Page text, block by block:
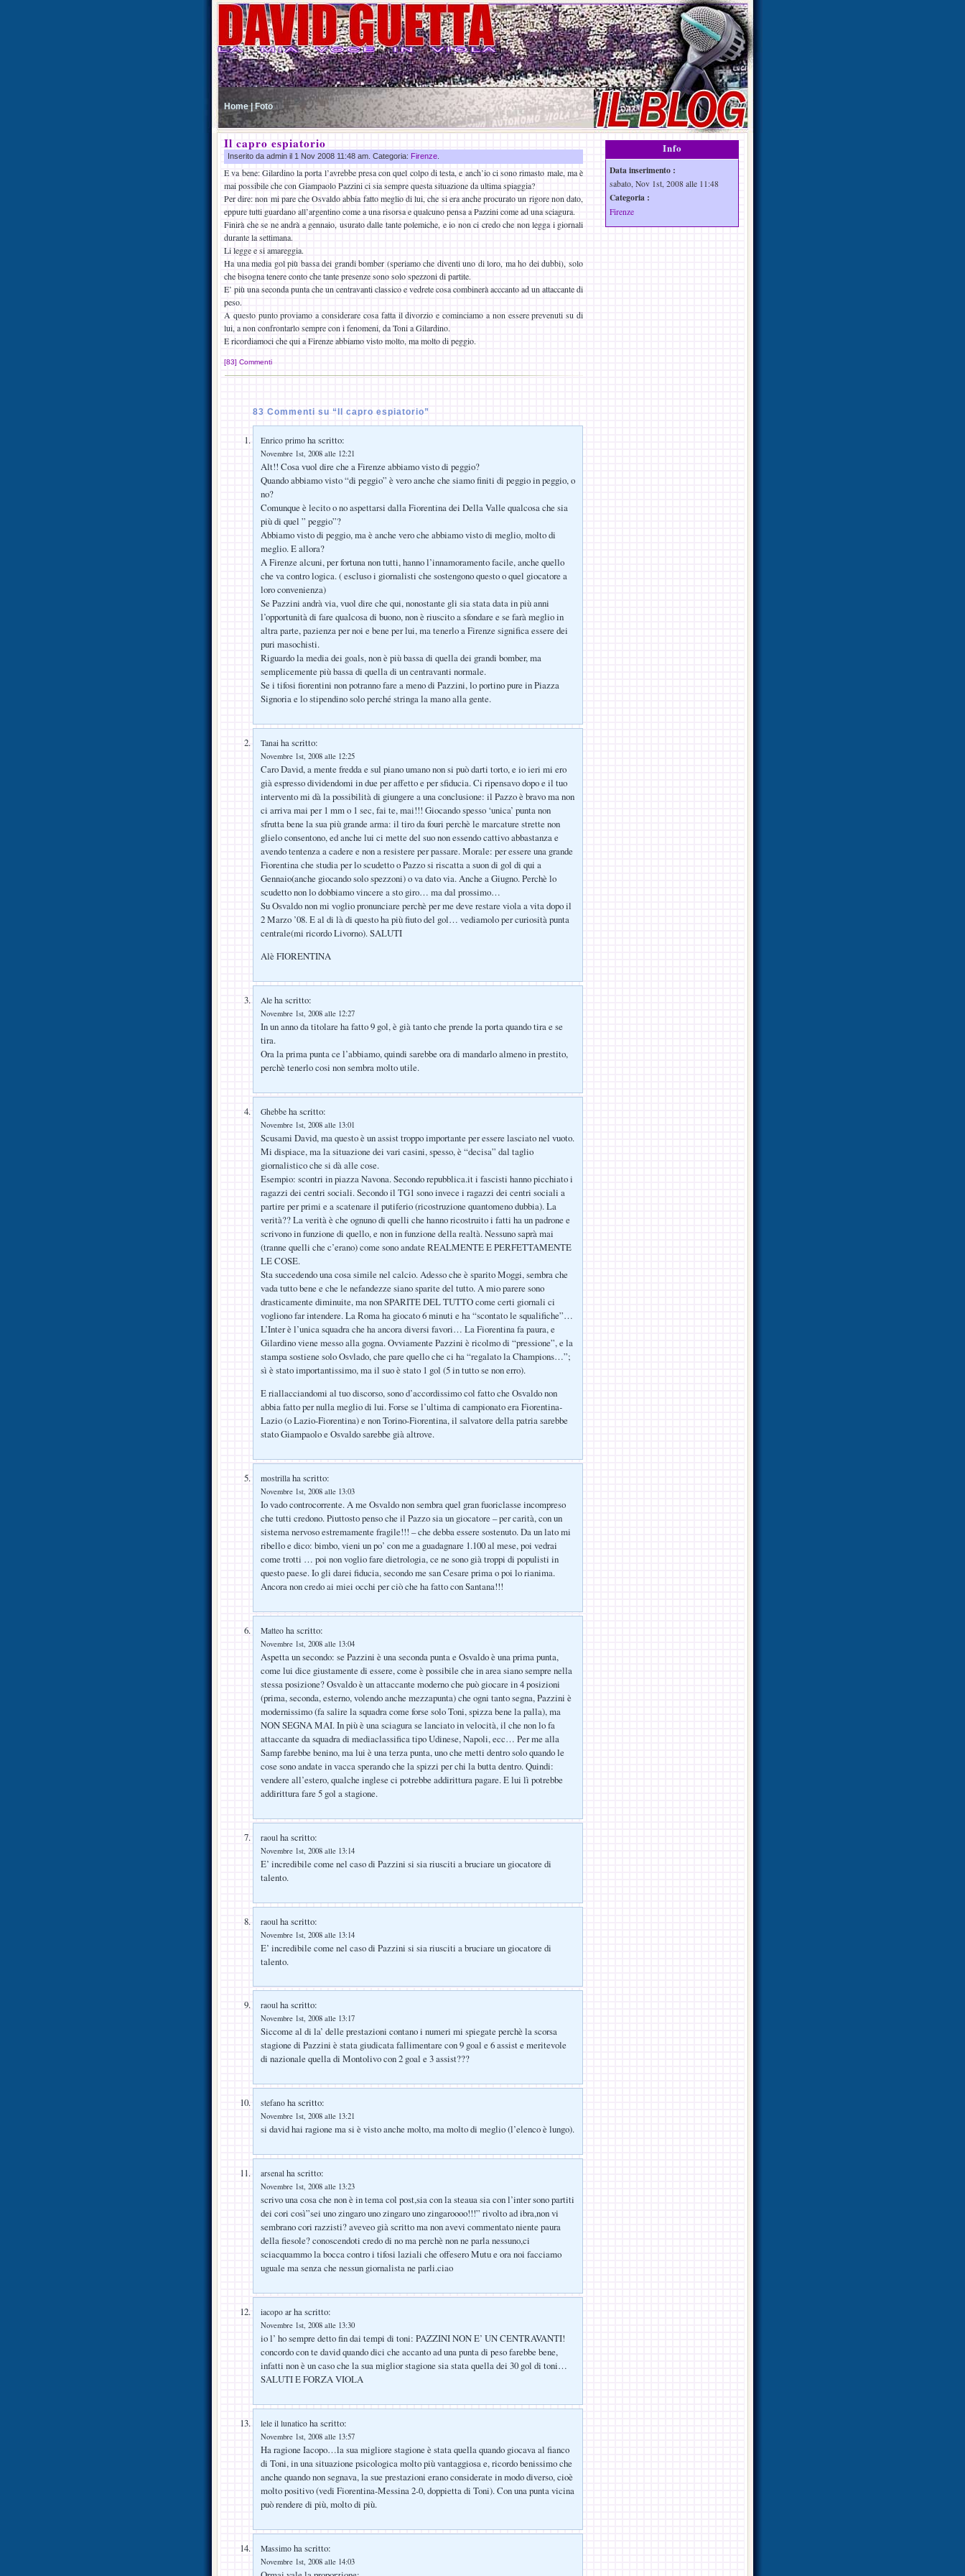
Home | Foto
Il capro espiatorio
Inserito da admin il 1 Nov 2008 11:48 am. Categoria: Firenze
E va bene: Gilardino la porta l’avrebbe presa con quel colpo di testa, e anch’io ci sono rimasto male, ma è
mai possibile che con Giampaolo Pazzini ci sia sempre questa situazione da ultima spiaggia?
Per dire: non mi pare che Osvaldo abbia fatto meglio di lui, che si era anche procurato un rigore non dato,
eppure tutti guardano all’argentino come a una risorsa e qualcuno pensa a Pazzini come ad una sciagura.
Finirà che se ne andrà a gennaio, usurato dalle tante polemiche, e io non ci credo che non legga i giornali
durante la settimana.
Li legge e si amareggia.
Ha una media gol più bassa dei grandi bomber (speriamo che diventi uno di loro, ma ho dei dubbi), solo
che bisogna tenere conto che tante presenze sono solo spezzoni di partite.
E’ più una seconda punta che un centravanti classico e vedrete cosa combinerà acccanto ad un attaccante di
peso.
A questo punto proviamo a considerare cosa fatta il divorzio e cominciamo a non essere prevenuti su di
lui, a non confrontarlo sempre con i fenomeni, da Toni a Gilardino.
E ricordiamoci che qui a Firenze abbiamo visto molto, ma molto di peggio.
[83] Commenti
83 Commenti su “Il capro espiatorio”
Enrico primo ha scritto:
Novembre 1st, 2008 alle 12:21
Alt!! Cosa vuol dire che a Firenze abbiamo visto di peggio?
Quando abbiamo visto “di peggio” è vero anche che siamo finiti di peggio in peggio, o
no?
Comunque è lecito o no aspettarsi dalla Fiorentina dei Della Valle qualcosa che sia
più di quel ” peggio”?
Abbiamo visto di peggio, ma è anche vero che abbiamo visto di meglio, molto di
meglio. E allora?
A Firenze alcuni, per fortuna non tutti, hanno l’innamoramento facile, anche quello
che va contro logica. ( escluso i giornalisti che sostengono questo o quel giocatore a
loro convenienza)
Se Pazzini andrà via, vuol dire che qui, nonostante gli sia stata data in più anni
l’opportunità di fare qualcosa di buono, non è riuscito a sfondare e se farà meglio in
altra parte, pazienza per noi e bene per lui, ma tenerlo a Firenze significa essere dei
puri masochisti.
Riguardo la media dei goals, non è più bassa di quella dei grandi bomber, ma
semplicemente più bassa di quella di un centravanti normale.
Se i tifosi fiorentini non potranno fare a meno di Pazzini, lo portino pure in Piazza
Signoria e lo stipendino solo perché stringa la mano alla gente.
Tanai ha scritto:
Novembre 1st, 2008 alle 12:25
Caro David, a mente fredda e sul piano umano non si può darti torto, e io ieri mi ero
già espresso dividendomi in due per affetto e per sfiducia. Ci ripensavo dopo e il tuo
intervento mi dà la possibilità di giungere a una conclusione: il Pazzo è bravo ma non
ci arriva mai per 1 mm o 1 sec, fai te, mai!!! Giocando spesso ‘unica’ punta non
sfrutta bene la sua più grande arma: il tiro da fouri perchè le marcature strette non
glielo consentono, ed anche lui ci mette del suo non essendo cattivo abbastanza e
avendo tentenza a cadere e non a resistere per passare. Morale: per essere una grande
Fiorentina che studia per lo scudetto o Pazzo si riscatta a suon di gol di qui a
Gennaio(anche giocando solo spezzoni) o va dato via. Anche a Giugno. Perchè lo
scudetto non lo dobbiamo vincere a sto giro… ma dal prossimo…
Su Osvaldo non mi voglio pronunciare perchè per me deve restare viola a vita dopo il
2 Marzo ’08. E al di là di questo ha più fiuto del gol… vediamolo per curiosità punta
centrale(mi ricordo Livorno). SALUTI
Alè FIORENTINA
Ale ha scritto:
Novembre 1st, 2008 alle 12:27
In un anno da titolare ha fatto 9 gol, è già tanto che prende la porta quando tira e se
tira.
Ora la prima punta ce l’abbiamo, quindi sarebbe ora di mandarlo almeno in prestito,
perchè tenerlo cosi non sembra molto utile.
Ghebbe ha scritto:
Novembre 1st, 2008 alle 13:01
Scusami David, ma questo è un assist troppo importante per essere lasciato nel vuoto.
Mi dispiace, ma la situazione dei vari casini, spesso, è “decisa” dal taglio
giornalistico che si dà alle cose.
Esempio: scontri in piazza Navona. Secondo repubblica.it i fascisti hanno picchiato i
ragazzi dei centri sociali. Secondo il TG1 sono invece i ragazzi dei centri sociali a
partire per primi e a scatenare il putiferio (ricostruzione quantomeno dubbia). La
verità?? La verità è che ognuno di quelli che hanno ricostruito i fatti ha un padrone e
scrivono in funzione di quello, e non in funzione della realtà. Nessuno saprà mai
(tranne quelli che c’erano) come sono andate REALMENTE E PERFETTAMENTE
LE COSE.
Sta succedendo una cosa simile nel calcio. Adesso che è sparito Moggi, sembra che
vada tutto bene e che le nefandezze siano sparite del tutto. A mio parere sono
drasticamente diminuite, ma non SPARITE DEL TUTTO come certi giornali ci
vogliono far intendere. La Roma ha giocato 6 minuti e ha “scontato le squalifiche”…
L’Inter è l’unica squadra che ha ancora diversi favori… La Fiorentina fa paura, e
Gilardino viene messo alla gogna. Ovviamente Pazzini è ricolmo di “pressione”, e la
stampa sostiene solo Osvlado, che pare quello che ci ha “regalato la Champions…”;
sì è stato importantissimo, ma il suo è stato 1 gol (5 in tutto se non erro).
E riallacciandomi al tuo discorso, sono d’accordissimo col fatto che Osvaldo non
abbia fatto per nulla meglio di lui. Forse se l’ultima di campionato era Fiorentina-
Lazio (o Lazio-Fiorentina) e non Torino-Fiorentina, il salvatore della patria sarebbe
stato Giampaolo e Osvaldo sarebbe già altrove.
mostrilla ha scritto:
Novembre 1st, 2008 alle 13:03
Io vado controcorrente. A me Osvaldo non sembra quel gran fuoriclasse incompreso
che tutti credono. Piuttosto penso che il Pazzo sia un giocatore – per carità, con un
sistema nervoso estremamente fragile!!! – che debba essere sostenuto. Da un lato mi
ribello e dico: bimbo, vieni un po’ con me a guadagnare 1.100 al mese, poi vedrai
come trotti … poi non voglio fare dietrologia, ce ne sono già troppi di populisti in
questo paese. Io gli darei fiducia, secondo me san Cesare prima o poi lo rianima.
Ancora non credo ai miei occhi per ciò che ha fatto con Santana!!!
Matteo ha scritto:
Novembre 1st, 2008 alle 13:04
Aspetta un secondo: se Pazzini è una seconda punta e Osvaldo è una prima punta,
come lui dice giustamente di essere, come è possibile che in area siano sempre nella
stessa posizione? Osvaldo è un attaccante moderno che può giocare in 4 posizioni
(prima, seconda, esterno, volendo anche mezzapunta) che ogni tanto segna, Pazzini è
modernissimo (fa salire la squadra come forse solo Toni, spizza bene la palla), ma
NON SEGNA MAI. In più è una sciagura se lanciato in velocità, il che non lo fa
attaccante da squadra di mediaclassifica tipo Udinese, Napoli, ecc… Per me alla
Samp farebbe benino, ma lui è una terza punta, uno che metti dentro solo quando le
cose sono andate in vacca sperando che la spizzi per chi la butta dentro. Quindi:
vendere all’estero, qualche inglese ci potrebbe addirittura pagare. E lui lì potrebbe
addirittura fare 5 gol a stagione.
raoul ha scritto:
Novembre 1st, 2008 alle 13:14
E’ incredibile come nel caso di Pazzini si sia riusciti a bruciare un giocatore di
talento.
raoul ha scritto:
Novembre 1st, 2008 alle 13:14
E’ incredibile come nel caso di Pazzini si sia riusciti a bruciare un giocatore di
talento.
raoul ha scritto:
Novembre 1st, 2008 alle 13:17
Siccome al di la’ delle prestazioni contano i numeri mi spiegate perchè la scorsa
stagione di Pazzini è stata giudicata fallimentare con 9 goal e 6 assist e meritevole
di nazionale quella di Montolivo con 2 goal e 3 assist???
stefano ha scritto:
Novembre 1st, 2008 alle 13:21
si david hai ragione ma si è visto anche molto, ma molto di meglio (l’elenco è lungo).
arsenal ha scritto:
Novembre 1st, 2008 alle 13:23
scrivo una cosa che non è in tema col post,sia con la steaua sia con l’inter sono partiti
dei cori così”sei uno zingaro uno zingaro uno zingaroooo!!!” rivolto ad ibra,non vi
sembrano cori razzisti? aveveo già scritto ma non avevi commentato niente paura
della fiesole? conoscendoti credo di no ma perchè non ne parla nessuno,ci
sciacquammo la bocca contro i tifosi laziali che offesero Mutu e ora noi facciamo
uguale ma senza che nessun giornalista ne parli.ciao
iacopo ar ha scritto:
Novembre 1st, 2008 alle 13:30
io l’ ho sempre detto fin dai tempi di toni: PAZZINI NON E’ UN CENTRAVANTI!
concordo con te david quando dici che accanto ad una punta di peso farebbe bene,
infatti non è un caso che la sua miglior stagione sia stata quella dei 30 gol di toni…
SALUTI E FORZA VIOLA
lele il lunatico ha scritto:
Novembre 1st, 2008 alle 13:57
Ha ragione Iacopo…la sua migliore stagione è stata quella quando giocava al fianco
di Toni, in una situazione psicologica molto più vantaggiosa e, ricordo benissimo che
anche quando non segnava, la sue prestazioni erano considerate in modo diverso, cioè
molto positivo (vedi Fiorentina-Messina 2-0, doppietta di Toni). Con una punta vicina
può rendere di più, molto di più.
Massimo ha scritto:
Novembre 1st, 2008 alle 14:03
Info
Data inserimento :
sabato, Nov 1st, 2008 alle 11:48
Categoria :
Firenze